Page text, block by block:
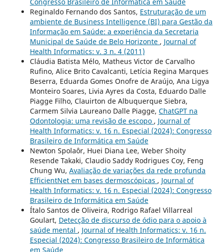
Reginaldo Fernando dos Santos, Estruturação de um
ambiente de Business Intelligence (BI) para Gestão da
Informação em Saúde: a experiência da Secretaria
Municipal de Saúde de Belo Horizonte , Journal of
Health Informatics: v. 3 n. 4 (2011)
Cláudia Batista Mélo, Matheus Victor de Carvalho
Rufino, Alice Brito Cavalcanti, Letícia Regina Marques
Beserra, Eduarda Gomes Onofre de Araújo, Ana Ligya
Monteiro Soares, Livia Ayres da Costa, Eduardo Dalle
Piagge Filho, Clauirton de Albuquerque Siebra,
Carmem Silvia Laureano Dalle Piagge, ChatGPT na
Odontologia: uma revisão de escopo , Journal of
Health Informatics: v. 16 n. Especial (2024): Congresso
Brasileiro de Informática em Saúde
Newton Spolaôr, Huei Diana Lee, Weber Shoity
Resende Takaki, Claudio Saddy Rodrigues Coy, Feng
Chung Wu, Avaliação de variações da rede profunda
EfficientNet em bases dermoscópicas , Journal of
Health Informatics: v. 16 n. Especial (2024): Congresso
Brasileiro de Informática em Saúde
Ítalo Santos de Oliveira, Rodrigo Rafael Villarreal
Goulart, Detecção de discurso de ódio para o apoio à
saúde mental , Journal of Health Informatics: v. 16 n.
Especial (2024): Congresso Brasileiro de Informática
em Saúde